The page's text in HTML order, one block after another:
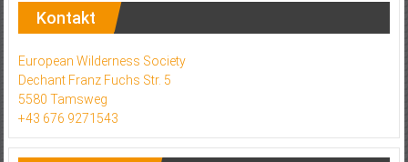
Kontakt
European Wilderness Society
Dechant Franz Fuchs Str. 5
5580 Tamsweg
+43 676 9271543